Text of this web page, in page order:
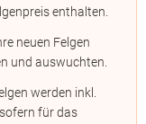
enthalten.
neuen Felgen
und auswuchten.
werden inkl.
für das